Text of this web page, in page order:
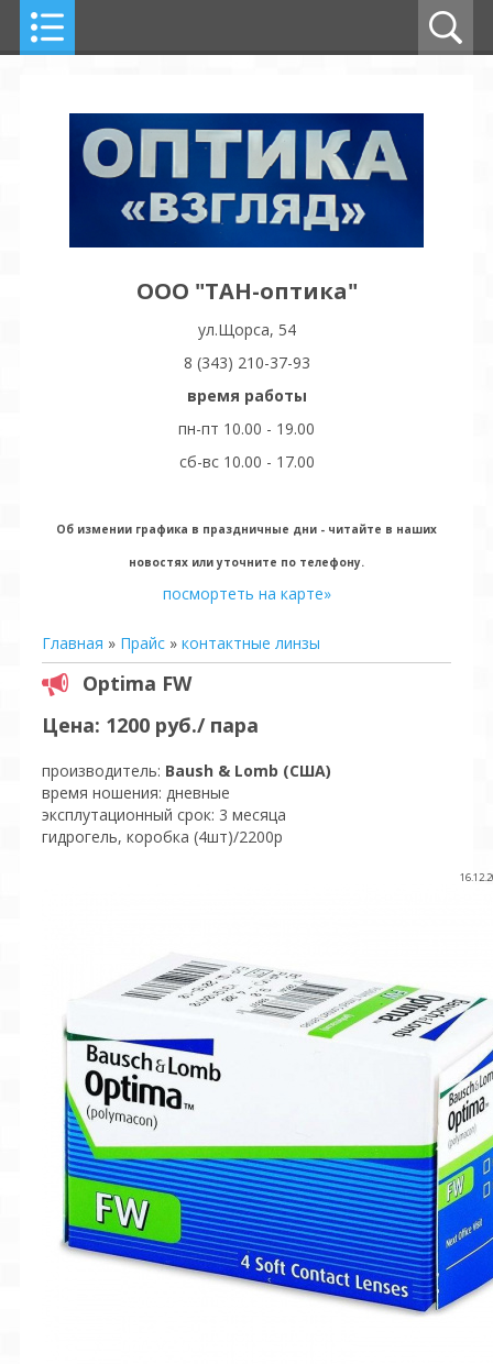
ООО "ТАН-оптика"
ул.Щорса, 54
8 (343) 210-37-93
время работы
пн-пт 10.00 - 19.00
сб-вс 10.00 - 17.00
Об измении графика в праздничные дни - читайте в наших
новостях или уточните по телефону.
посмортеть на карте»
Главная » Прайс » контактные линзы
Optima FW
Цена: 1200 руб./ пара
производитель: Baush & Lomb (США)
время ношения: дневные
эксплутационный срок: 3 месяца
гидрогель, коробка (4шт)/2200р